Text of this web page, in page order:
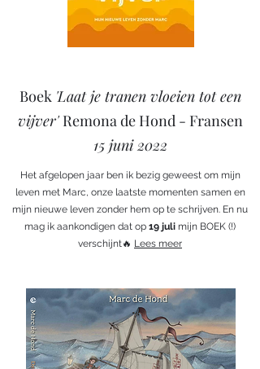
Boek 'Laat je tranen vloeien tot een
vijver'Remona de Hond - Fransen
15 juni 2022
Het afgelopen jaar ben ik bezig geweest om mijn
leven met Marc, onze laatste momenten samen en
mijn nieuwe leven zonder hem op te schrijven. En nu
mag ik aankondigen dat op 19 juli mijn BOEK (!)
verschijnt🔥 Lees meer